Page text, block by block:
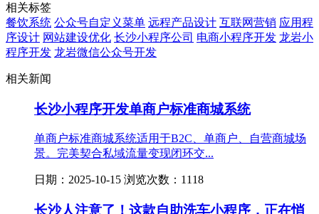
相关标签
餐饮系统 公众号自定义菜单 远程产品设计 互联网营销 应用程
序设计 网站建设优化 长沙小程序公司 电商小程序开发 龙岩小
程序开发 龙岩微信公众号开发
相关新闻
长沙小程序开发单商户标准商城系统
单商户标准商城系统适用于B2C、单商户、自营商城场
景。完美契合私域流量变现闭环交...
日期：2025-10-15 浏览次数：1118
长沙人注意了！这款自助洗车小程序，正在悄